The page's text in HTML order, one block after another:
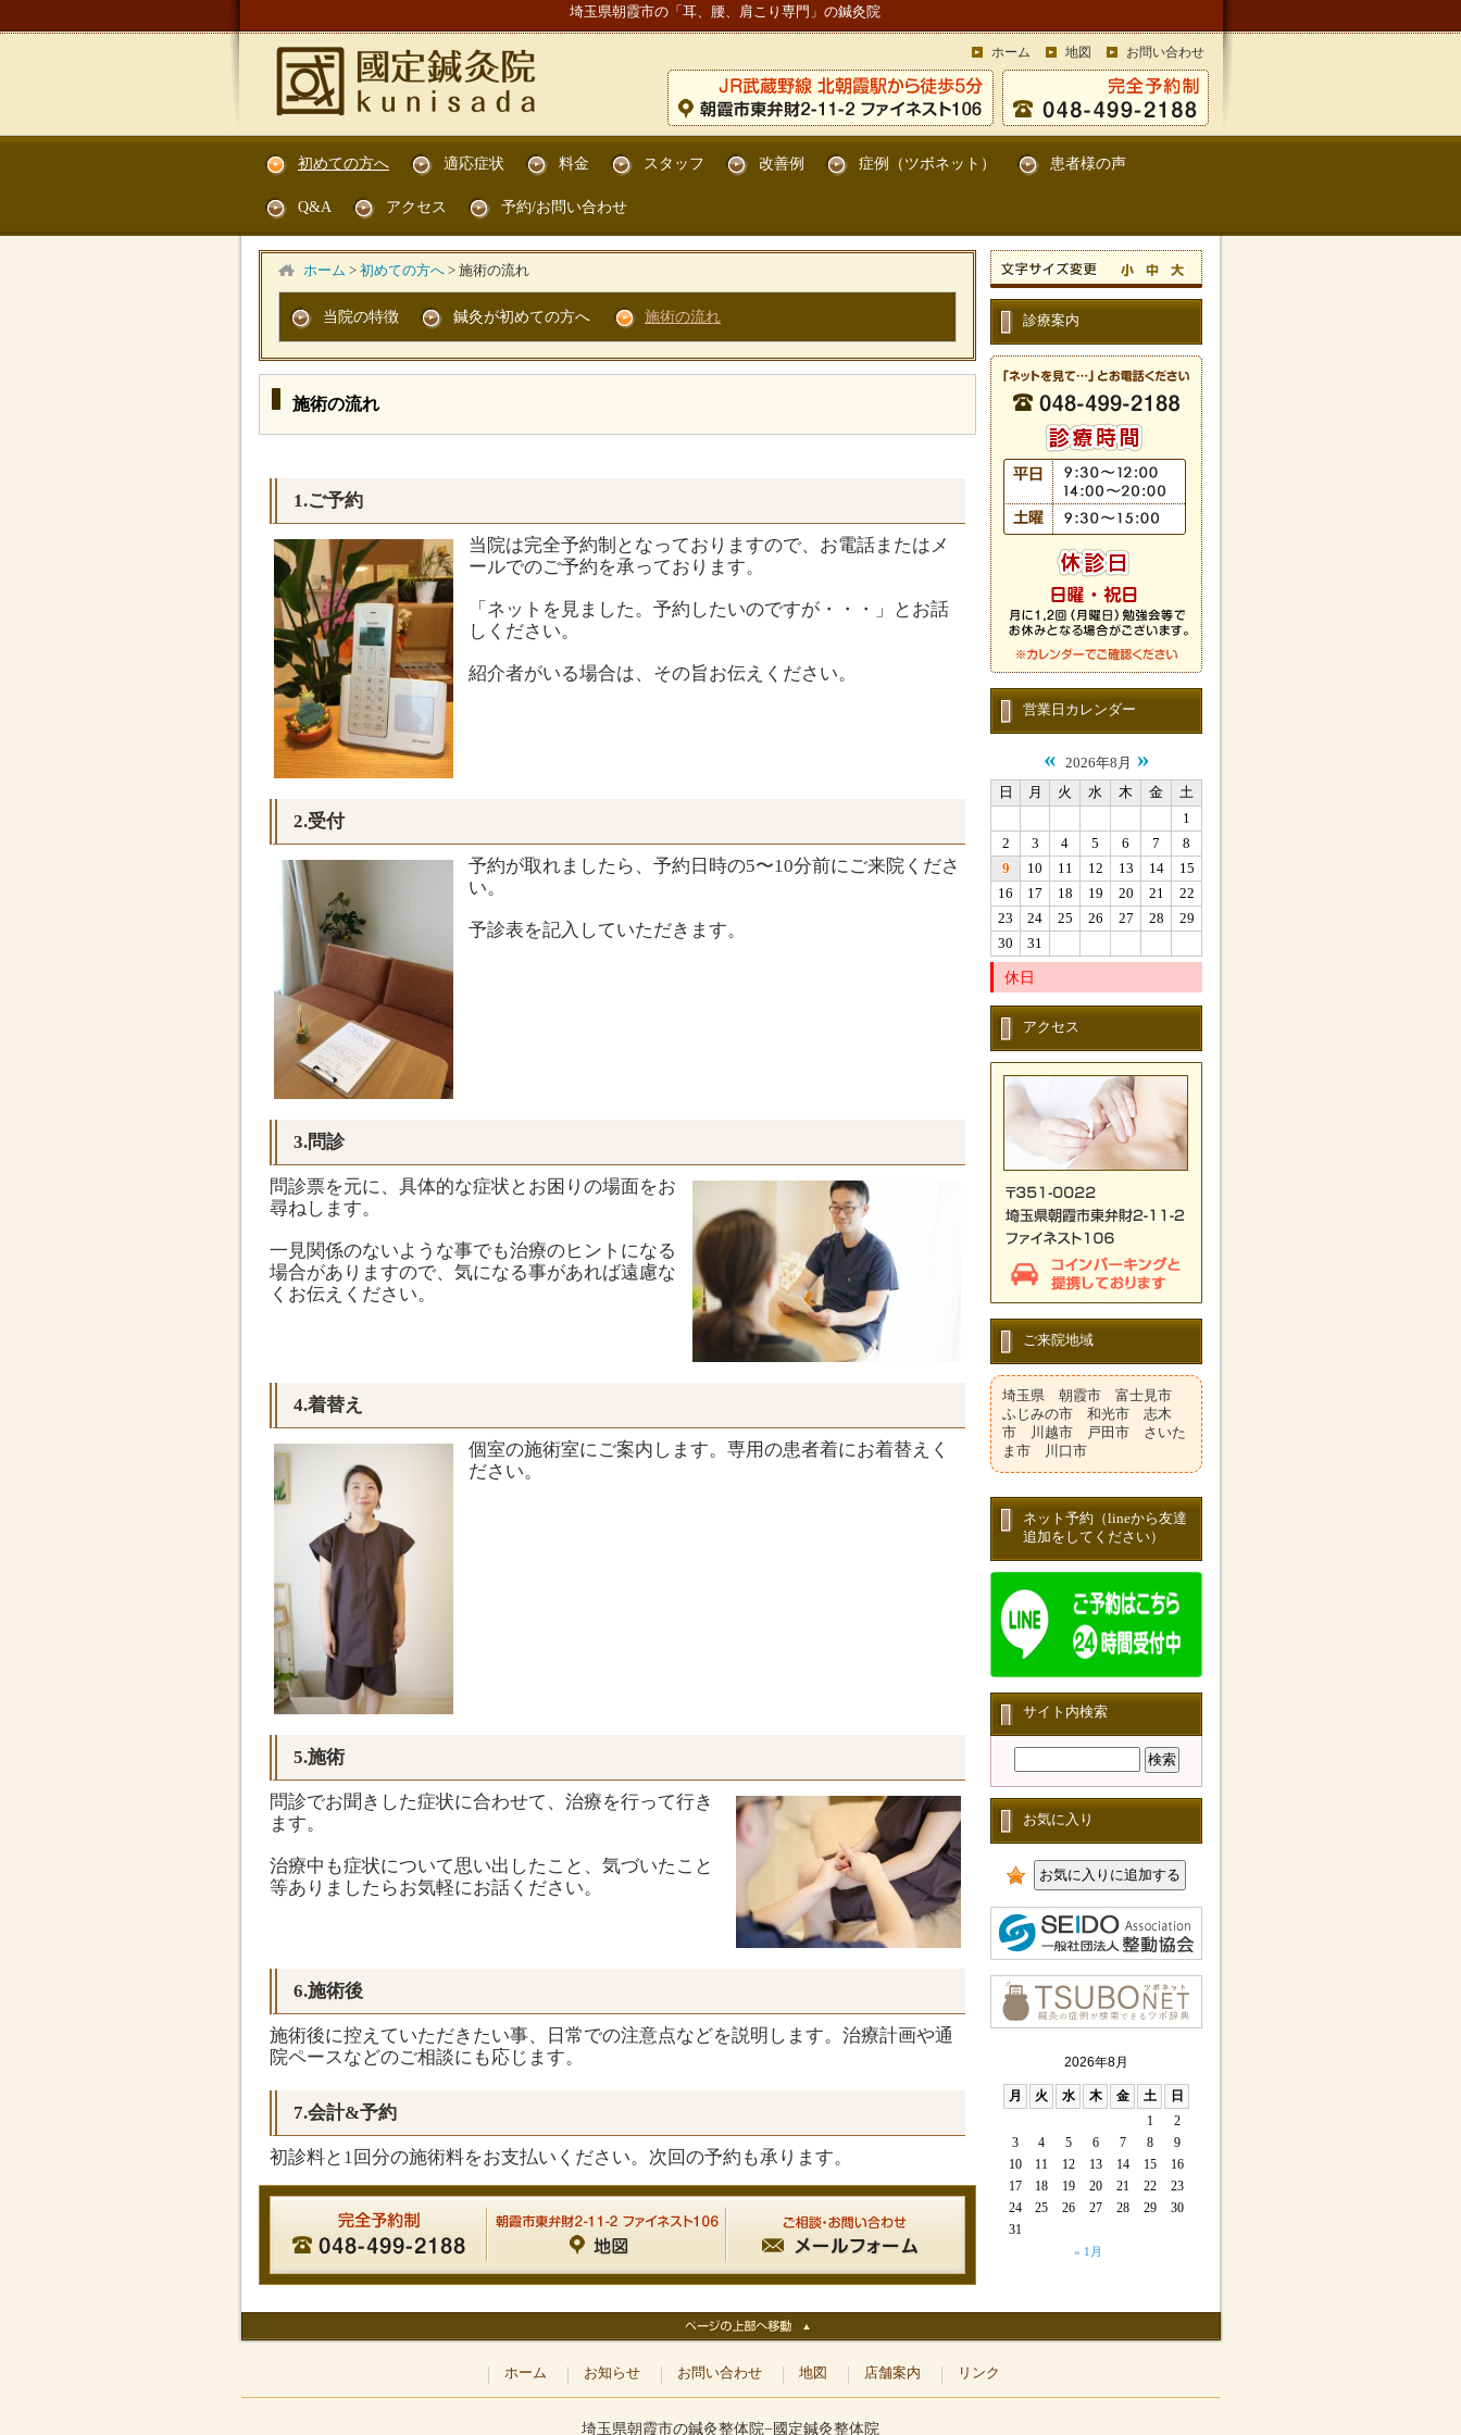
埼玉県朝霞市の「耳、腰、肩こり専門」の鍼灸院
ホーム 地図 お問い合わせ
初めての方へ 適応症状 料金 スタッフ 改善例 症例（ツボネット） 患者様の声
Q&A アクセス 予約/お問い合わせ
ホーム > 初めての方へ > 施術の流れ
当院の特徴 鍼灸が初めての方へ 施術の流れ
施術の流れ
1.ご予約
当院は完全予約制となっておりますので、お電話またはメ
ールでのご予約を承っております。
「ネットを見ました。予約したいのですが・・・」とお話
しください。
紹介者がいる場合は、その旨お伝えください。
2.受付
予約が取れましたら、予約日時の5〜10分前にご来院くださ
い。
予診表を記入していただきます。
3.問診
問診票を元に、具体的な症状とお困りの場面をお
尋ねします。
一見関係のないような事でも治療のヒントになる
場合がありますので、気になる事があれば遠慮な
くお伝えください。
4.着替え
個室の施術室にご案内します。専用の患者着にお着替えく
ださい。
5.施術
問診でお聞きした症状に合わせて、治療を行って行き
ます。
治療中も症状について思い出したこと、気づいたこと
等ありましたらお気軽にお話ください。
6.施術後
施術後に控えていただきたい事、日常での注意点などを説明します。治療計画や通
院ペースなどのご相談にも応じます。
7.会計&予約
初診料と1回分の施術料をお支払いください。次回の予約も承ります。
診療案内
営業日カレンダー
« 2026年8月 »
日 月 火 水 木 金
土
1
2
3 4 5 6 7
8
9
10 11 12 13 14
15
16
17 18 19 20 21
22
23
24 25 26 27 28
29
30
31
休日
アクセス
ご来院地域
埼玉県 朝霞市 富士見市
ふじみの市 和光市 志木
市 川越市 戸田市 さいた
ま市 川口市
ネット予約（lineから友達
追加をしてください）
サイト内検索
お気に入り
2026年8月
月 火 水 木 金 土
日
1
2
3
4 5 6 7 8
9
10
11 12 13 14 15
16
17
18 19 20 21 22
23
24
25 26 27 28 29
30
31
« 1月
ホーム お知らせ お問い合わせ 地図 店舗案内 リンク
埼玉県朝霞市の鍼灸整体院−國定鍼灸整体院